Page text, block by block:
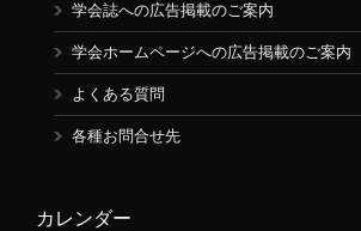
学会誌への広告掲載のご案内
学会ホームページへの広告掲載のご案内
よくある質問
各種お問合せ先
カレンダー